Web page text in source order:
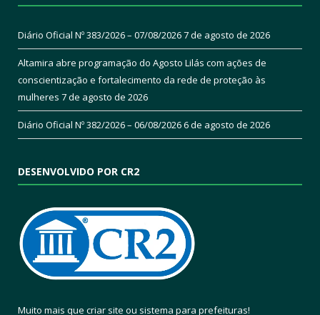
Diário Oficial Nº 383/2026 – 07/08/20267 de agosto de 2026
Altamira abre programação do Agosto Lilás com ações de
conscientização e fortalecimento da rede de proteção às
mulheres 7 de agosto de 2026
Diário Oficial Nº 382/2026 – 06/08/20266 de agosto de 2026
DESENVOLVIDO POR CR2
Muito mais que criar site ou sistema para prefeituras!